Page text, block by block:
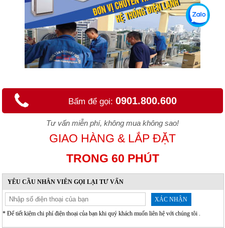
Bấm để gọi: 0901.800.600
Tư vấn miễn phí, không mua không sao!
GIAO HÀNG & LẮP ĐẶT
TRONG 60 PHÚT
YÊU CẦU NHÂN VIÊN GỌI LẠI TƯ VẤN
XÁC NHẬN
* Để tiết kiệm chi phí điện thoại của bạn khi quý khách muốn liên hệ với chúng tôi .